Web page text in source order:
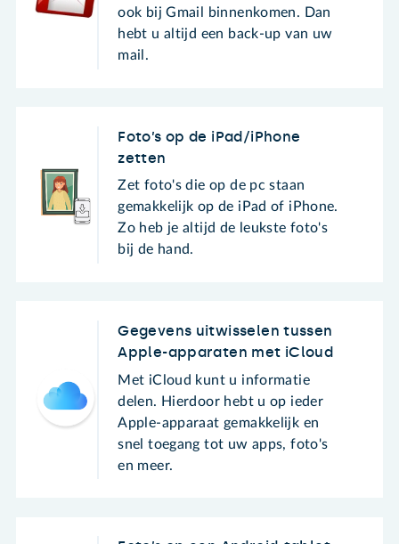
ook bij Gmail binnenkomen. Dan
hebt u altijd een back-up van uw
mail.
Foto’s op de iPad/iPhone
zetten
Zet foto's die op de pc staan
gemakkelijk op de iPad of iPhone.
Zo heb je altijd de leukste foto's
bij de hand.
Gegevens uitwisselen tussen
Apple-apparaten met iCloud
Met iCloud kunt u informatie
delen. Hierdoor hebt u op ieder
Apple-apparaat gemakkelijk en
snel toegang tot uw apps, foto's
en meer.